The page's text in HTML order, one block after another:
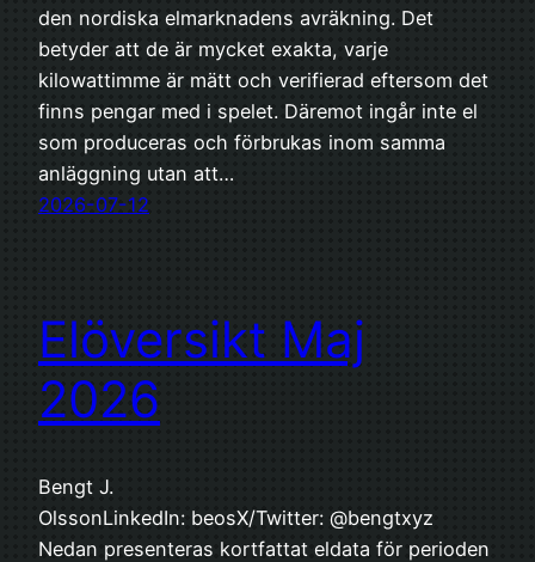
den nordiska elmarknadens avräkning. Det
betyder att de är mycket exakta, varje
kilowattimme är mätt och verifierad eftersom det
finns pengar med i spelet. Däremot ingår inte el
som produceras och förbrukas inom samma
anläggning utan att…
2026-07-12
Elöversikt Maj
2026
Bengt J.
OlssonLinkedIn: beosX/Twitter: @bengtxyz
Nedan presenteras kortfattat eldata för perioden